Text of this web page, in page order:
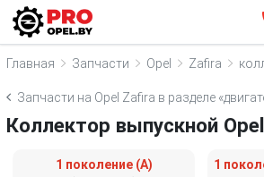
Главная Запчасти Opel Zafira
Запчасти на Opel Zafira в разделе
Коллектор выпускной
1 поколение (A)